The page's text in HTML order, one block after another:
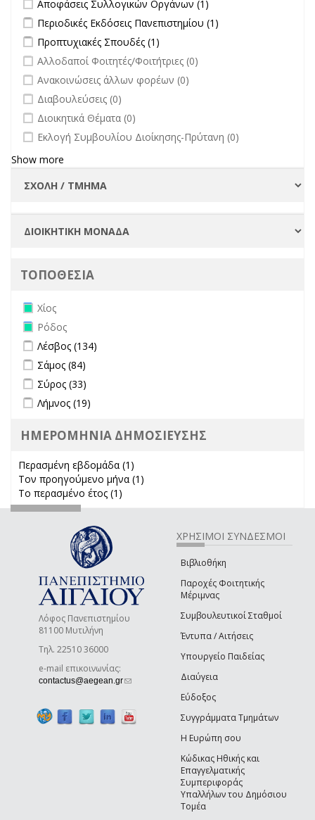
Αποφάσεις Συλλογικών Οργάνων (1)
Οργάνων filter
Apply Περιοδικές Εκδόσεις Πανεπιστημίου filter
Περιοδικές Εκδόσεις Πανεπιστημίου (1)
Apply Προπτυχιακές Σπουδές filter
Προπτυχιακές Σπουδές (1)
undefined
Αλλοδαποί Φοιτητές/Φοιτήτριες (0)
undefined
Ανακοινώσεις άλλων φορέων (0)
undefined
Διαβουλεύσεις (0)
undefined
Διοικητικά Θέματα (0)
undefined
Εκλογή Συμβουλίου Διοίκησης-Πρύτανη (0)
Show more
ΤΟΠΟΘΕΣΙΑ
Remove Χίος filter
Χίος
Remove Ρόδος filter
Ρόδος
Apply Λέσβος filter
Λέσβος (134)
Apply Σάμος filter
Σάμος (84)
Apply Σύρος filter
Σύρος (33)
Apply Λήμνος filter
Λήμνος (19)
ΗΜΕΡΟΜΗΝΙΑ ΔΗΜΟΣΙΕΥΣΗΣ
Περασμένη εβδομάδα (1)
Τον προηγούμενο μήνα (1)
Το περασμένο έτος (1)
Λόφος Πανεπιστημίου
81100 Μυτιλήνη
Τηλ. 22510 36000
e-mail επικοινωνίας:
contactus@aegean.gr(link sends e-mail)
ΧΡΗΣΙΜΟΙ ΣΥΝΔΕΣΜΟΙ
Βιβλιοθήκη
Παροχές Φοιτητικής
Μέριμνας
Συμβουλευτικοί Σταθμοί
Έντυπα / Αιτήσεις
Υπουργείο Παιδείας
Διαύγεια
Εύδοξος
Συγγράμματα Τμημάτων
Η Ευρώπη σου
Κώδικας Ηθικής και
Επαγγελματικής
Συμπεριφοράς
Υπαλλήλων του Δημόσιου
Τομέα